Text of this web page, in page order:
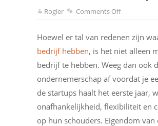
Rogier Comments Off
Hoewel er tal van redenen zijn
bedrijf hebben, is het niet alleen
bedrijf te hebben. Weeg dan ook
ondernemerschap af voordat je
de startups haalt het eerste jaar,
onafhankelijkheid, flexibiliteit en
op hun schouders. Eigendom